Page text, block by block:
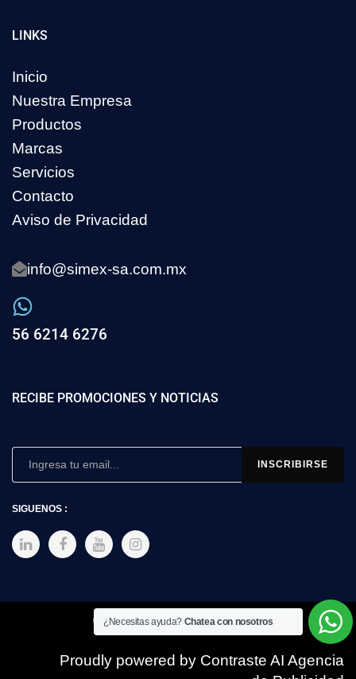
LINKS
Inicio
Nuestra Empresa
Productos
Marcas
Servicios
Contacto
Aviso de Privacidad
info@simex-sa.com.mx
56 6214 6276
RECIBE PROMOCIONES Y NOTICIAS
SIGUENOS :
Copyright © 2025 SIMEX
Proudly powered by Contraste AI Agencia
¿Necesitas ayuda? Chatea con nosotros